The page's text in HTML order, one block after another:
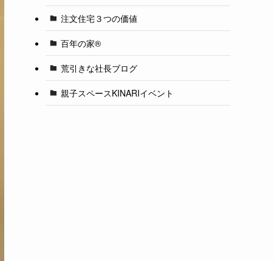
注文住宅３つの価値
百年の家®️
荒引きな社長ブログ
親子スペースKINARIイベント